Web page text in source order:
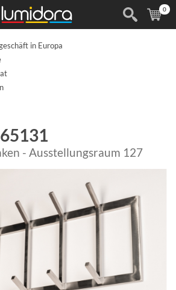
(
0
in Europa
- Ausstellungsraum 127